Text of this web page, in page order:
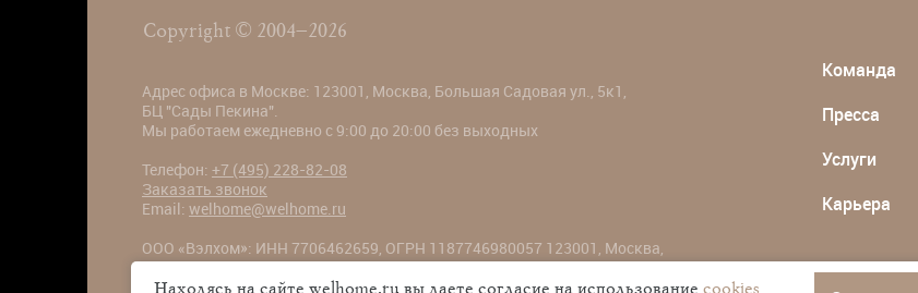
Copyright © 2004–2026
Адрес офиса в Москве: 123001, Москва, Большая Садовая ул., 5к1,
БЦ "Сады Пекина".
Мы работаем ежедневно с 9:00 до 20:00 без выходных
Телефон: +7 (495) 228-82-08
Заказать звонок
Email: welhome@welhome.ru
ООО «Вэлхом»: ИНН 7706462659, ОГРН 1187746980057 123001, Москва,
Команда
Пресса
Услуги
Карьера